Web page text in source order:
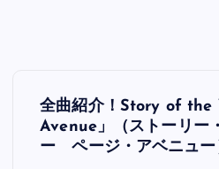
投
稿
全曲紹介！Story of the
Avenue」（ストーリー
ー ページ・アベニュー